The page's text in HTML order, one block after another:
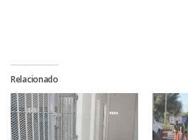
Relacionado